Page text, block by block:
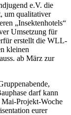
e.V. die
um qualitativer
„Insektenhotels“
Umsetzung für
erstellt die WLL-
kleinen
ab März zur
darf kann
Projekt-Woche
eurer